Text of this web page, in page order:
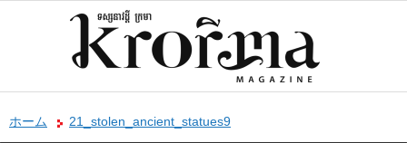
ホーム 21_stolen_ancient_statues9